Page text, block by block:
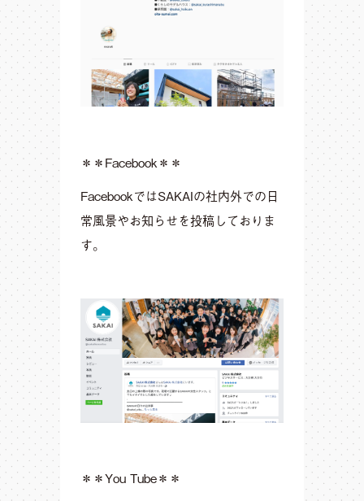
＊＊Facebook＊＊
FacebookではSAKAIの社内外での日
常風景やお知らせを投稿しておりま
す。
＊＊You Tube＊＊